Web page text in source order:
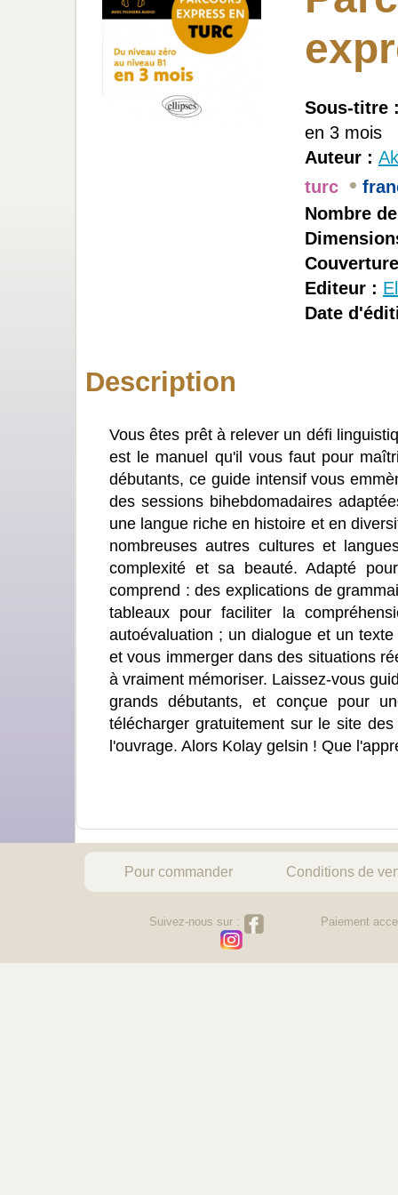
Sous-titre
en 3 mois
Auteur :
turc •
Nombre
Editeur :
Date
Description
Vous êtes prêt à relever un défi
est le manuel qu'il vous faut pour
débutants, ce guide intensif vous
des sessions bihebdomadaires
une langue riche en histoire et en
nombreuses autres cultures et
complexité et sa beauté. Adapté
comprend : des explications de
tableaux pour faciliter la
autoévaluation ; un dialogue et un
et vous immerger dans des situations
à vraiment mémoriser. Laissez-vous
grands débutants, et conçue pour
télécharger gratuitement sur le site
l'ouvrage. Alors Kolay gelsin ! Que
Pour commander Conditions de
Suivez-nous sur : Paiement